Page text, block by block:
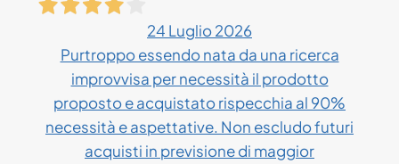
24 Luglio 2026
Purtroppo essendo nata da una ricerca
improvvisa per necessità il prodotto
proposto e acquistato rispecchia al 90%
necessità e aspettative. Non escludo futuri
acquisti in previsione di maggior